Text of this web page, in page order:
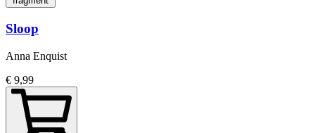
Sloop
Anna Enquist
€ 9,99